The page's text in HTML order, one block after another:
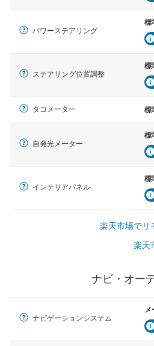
パワーステアリング
標
ステアリング位置調整
標
タコメーター 標
自発光メーター
標
インテリアパネル
標
楽天市場でリ
楽天
ナビ・オー
ナビゲーションシステム
メ